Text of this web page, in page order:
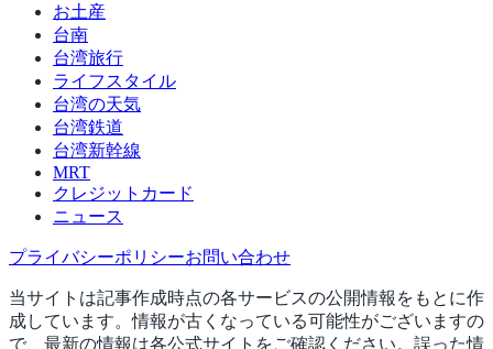
お土産
台南
台湾旅行
ライフスタイル
台湾の天気
台湾鉄道
台湾新幹線
MRT
クレジットカード
ニュース
プライバシーポリシーお問い合わせ
当サイトは記事作成時点の各サービスの公開情報をもとに作
成しています。情報が古くなっている可能性がございますの
で、最新の情報は各公式サイトをご確認ください。誤った情